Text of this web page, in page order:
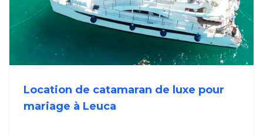
Location de catamaran de luxe pour
mariage à Leuca